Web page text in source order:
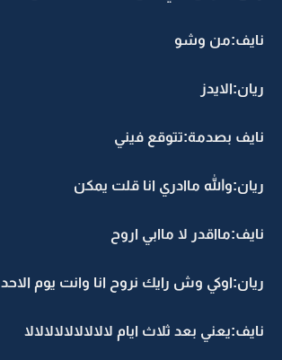
نايف:من وشو
ريان:الايدز
نايف بصدمة:تتوقع فيني
ريان:والله ماادري انا قلت يمكن
نايف:مااقدر لا ماابي اروح
ريان:اوكي وش رايك نروح انا وانت يوم الاحد
نايف:يعني بعد ثلاث ايام لالالالالالالالالا